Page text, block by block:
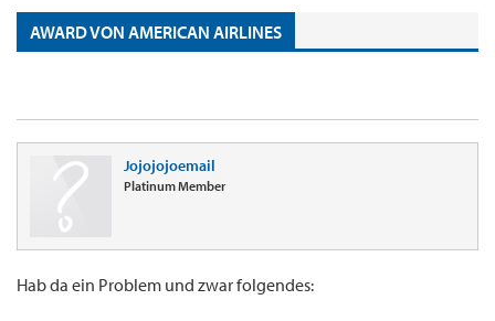
AWARD VON AMERICAN AIRLINES
Jojojojoemail
Platinum Member
Hab da ein Problem und zwar folgendes: